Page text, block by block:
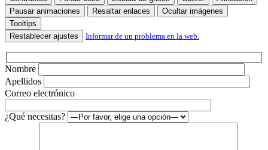
Pausar animaciones
Resaltar enlaces
Ocultar imágenes
Tooltips
Restablecer ajustes
Informar de un problema en la web.
Nombre
Apellidos
Correo electrónico
¿Qué necesitas?